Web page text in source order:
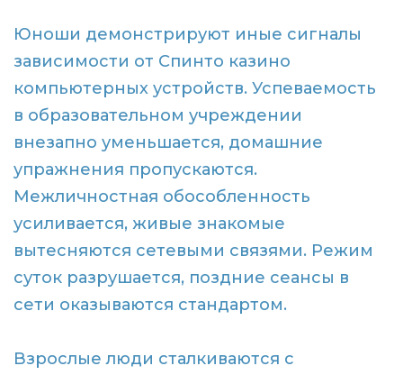
Юноши демонстрируют иные сигналы
зависимости от Спинто казино
компьютерных устройств. Успеваемость
в образовательном учреждении
внезапно уменьшается, домашние
упражнения пропускаются.
Межличностная обособленность
усиливается, живые знакомые
вытесняются сетевыми связями. Режим
суток разрушается, поздние сеансы в
сети оказываются стандартом.
Взрослые люди сталкиваются с